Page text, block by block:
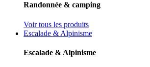
Randonnée & camping
Voir tous les produits
Escalade & Alpinisme
Escalade & Alpinisme